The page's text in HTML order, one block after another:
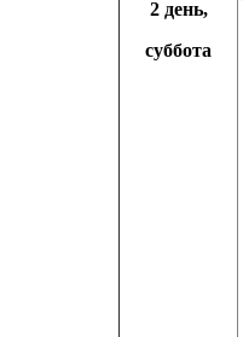
2 день,
суббота